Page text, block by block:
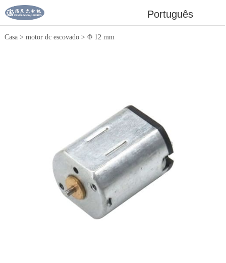
Português
Casa> motor dc escovado> Φ 12 mm